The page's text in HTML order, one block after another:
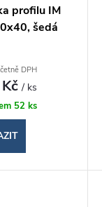
profilu IM
šedá
DPH
Kč/ ks
52 ks